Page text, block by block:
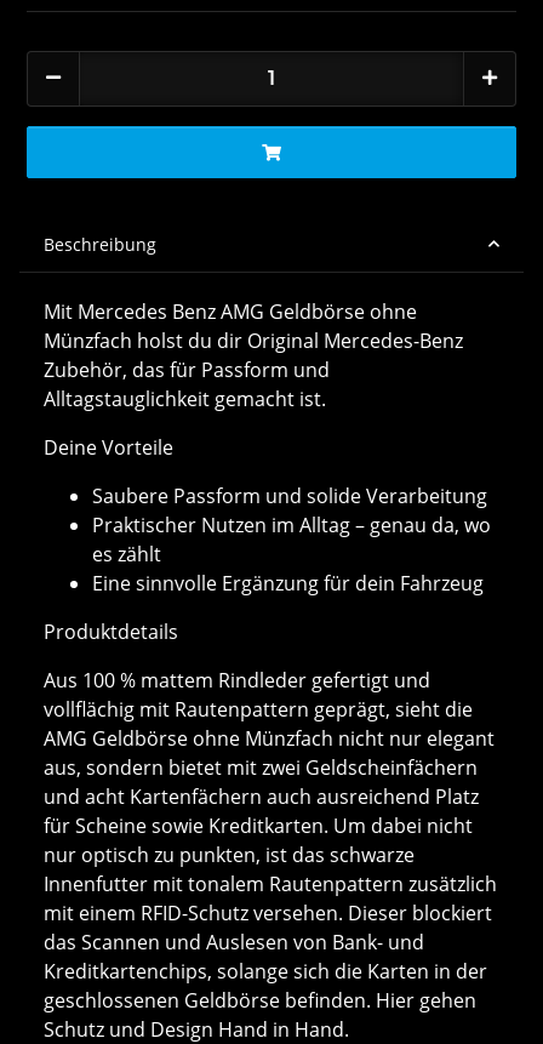
Beschreibung
Mit Mercedes Benz AMG Geldbörse ohne
Münzfach holst du dir Original Mercedes-Benz
Zubehör, das für Passform und
Alltagstauglichkeit gemacht ist.
Deine Vorteile
Saubere Passform und solide Verarbeitung
Praktischer Nutzen im Alltag – genau da, wo
es zählt
Eine sinnvolle Ergänzung für dein Fahrzeug
Produktdetails
Aus 100 % mattem Rindleder gefertigt und
vollflächig mit Rautenpattern geprägt, sieht die
AMG Geldbörse ohne Münzfach nicht nur elegant
aus, sondern bietet mit zwei Geldscheinfächern
und acht Kartenfächern auch ausreichend Platz
für Scheine sowie Kreditkarten. Um dabei nicht
nur optisch zu punkten, ist das schwarze
Innenfutter mit tonalem Rautenpattern zusätzlich
mit einem RFID-Schutz versehen. Dieser blockiert
das Scannen und Auslesen von Bank- und
Kreditkartenchips, solange sich die Karten in der
geschlossenen Geldbörse befinden. Hier gehen
Schutz und Design Hand in Hand.